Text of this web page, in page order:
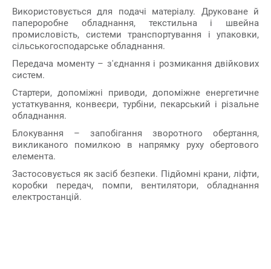
Використовується для подачі матеріалу. Друковане й
папероробне обладнання, текстильна і швейна
промисловість, системи транспортування і упаковки,
сільськогосподарське обладнання.
Передача моменту – з'єднання і розмикання двійкових
систем.
Стартери, допоміжні приводи, допоміжне енергетичне
устаткування, конвеєри, турбіни, пекарський і різальне
обладнання.
Блокування – запобігання зворотного обертання,
викликаного помилкою в напрямку руху обертового
елемента.
Застосовується як засіб безпеки. Підйомні крани, ліфти,
коробки передач, помпи, вентилятори, обладнання
електростанцій.